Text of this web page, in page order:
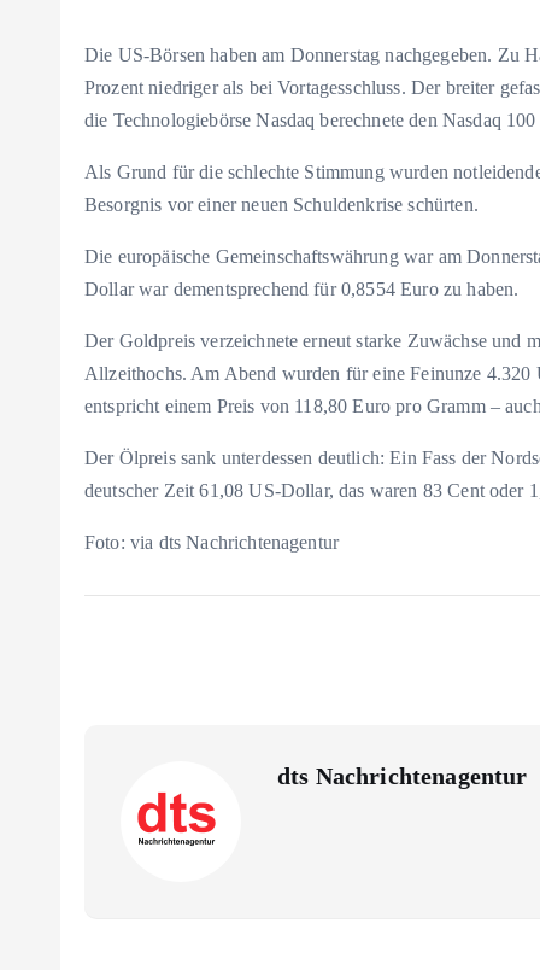
Die US-Börsen haben am Donnerstag nachgegeben. Zu
Prozent niedriger als bei Vortagesschluss. Der breiter
die Technologiebörse Nasdaq berechnete den Nasdaq
Als Grund für die schlechte Stimmung wurden
Besorgnis vor einer neuen Schuldenkrise schürten.
Die europäische Gemeinschaftswährung war am
Dollar war dementsprechend für 0,8554 Euro zu haben.
Der Goldpreis verzeichnete erneut starke Zuwächse und
Allzeithochs. Am Abend wurden für eine Feinunze
entspricht einem Preis von 118,80 Euro pro Gramm –
Der Ölpreis sank unterdessen deutlich: Ein Fass der
deutscher Zeit 61,08 US-Dollar, das waren 83 Cent oder
Foto: via dts Nachrichtenagentur
dts Nachrichtenagentur